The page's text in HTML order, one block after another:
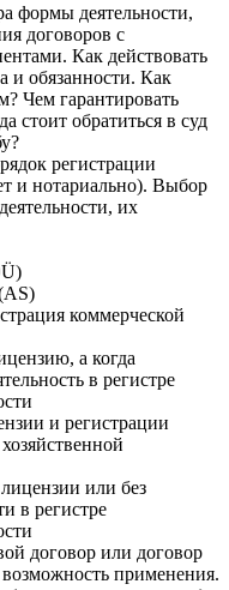
формы деятельности,
договоров с
Как действовать
и обязанности. Как
Чем гарантировать
стоит обратиться в суд
регистрации
и нотариально). Выбор
их
коммерческой
а когда
в регистре
и регистрации
или без
в регистре
договор или договор
применения.